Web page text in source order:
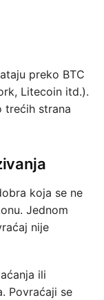
preko BTC
Litecoin itd.).
trećih strana
koja se ne
Jednom
nije
ili
Povraćaji se